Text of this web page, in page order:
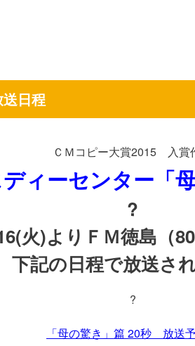
日程
ＣＭコピー大賞2015 入賞
ィーセンター「
?
火)よりＦＭ徳島（
下記の日程で放送され
?
「母の驚き」篇 20秒 放送